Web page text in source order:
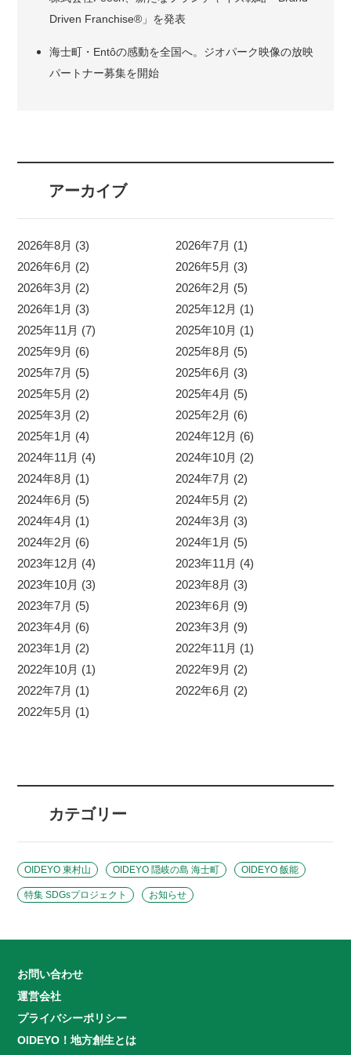
Driven Franchise®」を発表
海士町・Entôの感動を全国へ。ジオパーク映像の放映
パートナー募集を開始
アーカイブ
2026年8月 (3)
2026年7月 (1)
2026年6月 (2)
2026年5月 (3)
2026年3月 (2)
2026年2月 (5)
2026年1月 (3)
2025年12月 (1)
2025年11月 (7)
2025年10月 (1)
2025年9月 (6)
2025年8月 (5)
2025年7月 (5)
2025年6月 (3)
2025年5月 (2)
2025年4月 (5)
2025年3月 (2)
2025年2月 (6)
2025年1月 (4)
2024年12月 (6)
2024年11月 (4)
2024年10月 (2)
2024年8月 (1)
2024年7月 (2)
2024年6月 (5)
2024年5月 (2)
2024年4月 (1)
2024年3月 (3)
2024年2月 (6)
2024年1月 (5)
2023年12月 (4)
2023年11月 (4)
2023年10月 (3)
2023年8月 (3)
2023年7月 (5)
2023年6月 (9)
2023年4月 (6)
2023年3月 (9)
2023年1月 (2)
2022年11月 (1)
2022年10月 (1)
2022年9月 (2)
2022年7月 (1)
2022年6月 (2)
2022年5月 (1)
カテゴリー
OIDEYO 東村山 OIDEYO 隠岐の島 海士町 OIDEYO 飯能
特集 SDGsプロジェクト お知らせ
お問い合わせ
運営会社
プライバシーポリシー
OIDEYO！地方創生とは